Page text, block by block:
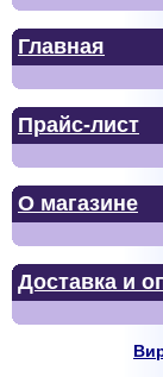
Главная
Прайс-лист
О магазине
Доставка и